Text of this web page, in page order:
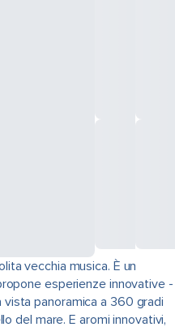
vecchia musica. È un
esperienze innovative -
panoramica a 360 gradi
del mare. E aromi innovativi,